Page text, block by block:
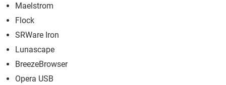
Maelstrom
Flock
SRWare Iron
Lunascape
BreezeBrowser
Opera USB